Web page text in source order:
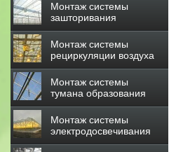
Монтаж системы
зашторивания
Монтаж системы
рециркуляции воздуха
Монтаж системы
тумана образования
Монтаж системы
электродосвечивания